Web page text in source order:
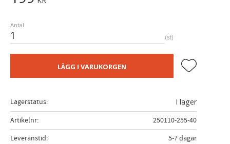
Antal
st
LÄGG I VARUKORGEN Lägg till i
Lagerstatus
I lager
Artikelnr
250110-255-40
Leveranstid
5-7 dagar